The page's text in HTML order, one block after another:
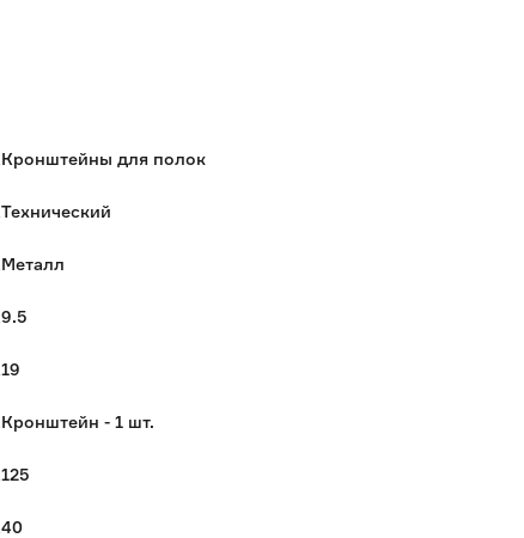
Кронштейны для полок
Технический
Металл
9.5
19
Кронштейн - 1 шт.
125
40